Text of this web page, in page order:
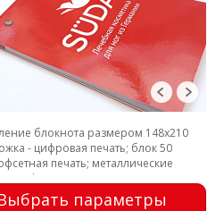
блокнота размером 148х210
- цифровая печать; блок 50
печать; металлические
перфорация
параметры